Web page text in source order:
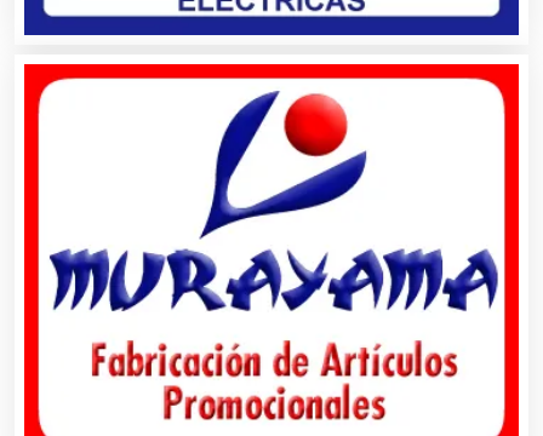
Albercas
Almacenaje
Alquiler de Autos